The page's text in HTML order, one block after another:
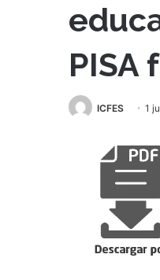
PISA
ICFES 1